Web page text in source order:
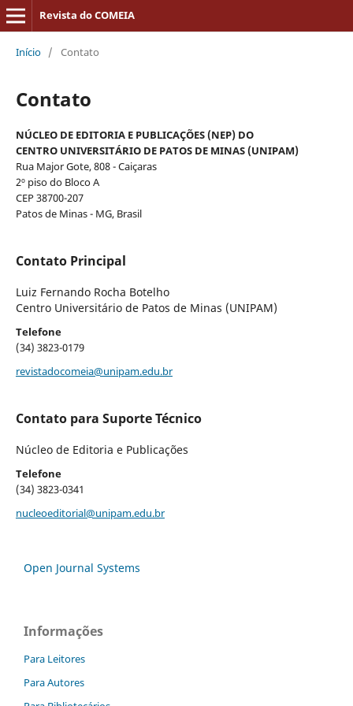
Revista do COMEIA
Início / Contato
Contato
NÚCLEO DE EDITORIA E PUBLICAÇÕES (NEP) DO
CENTRO UNIVERSITÁRIO DE PATOS DE MINAS (UNIPAM)
Rua Major Gote, 808 - Caiçaras
2º piso do Bloco A
CEP 38700-207
Patos de Minas - MG, Brasil
Contato Principal
Luiz Fernando Rocha Botelho
Centro Universitário de Patos de Minas (UNIPAM)
Telefone
(34) 3823-0179
revistadocomeia@unipam.edu.br
Contato para Suporte Técnico
Núcleo de Editoria e Publicações
Telefone
(34) 3823-0341
nucleoeditorial@unipam.edu.br
Open Journal Systems
Informações
Para Leitores
Para Autores